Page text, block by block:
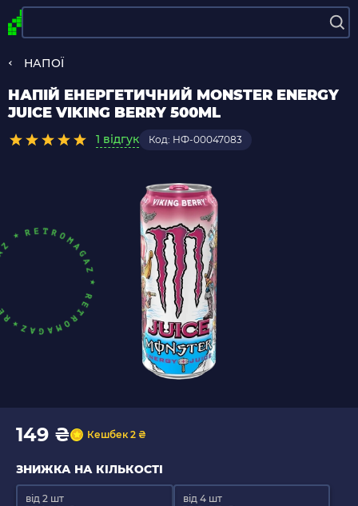
НАПОЇ
НАПІЙ ЕНЕРГЕТИЧНИЙ MONSTER ENERGY
JUICE VIKING BERRY 500ML
1 відгук Код: НФ-00047083
149 ₴ Кешбек 2 ₴
ЗНИЖКА НА КІЛЬКОСТІ
від 2 шт від 4 шт